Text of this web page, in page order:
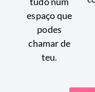
espaço que
podes
chamar de
teu.